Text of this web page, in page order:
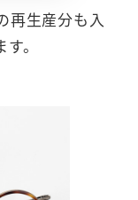
再生産分も入
。